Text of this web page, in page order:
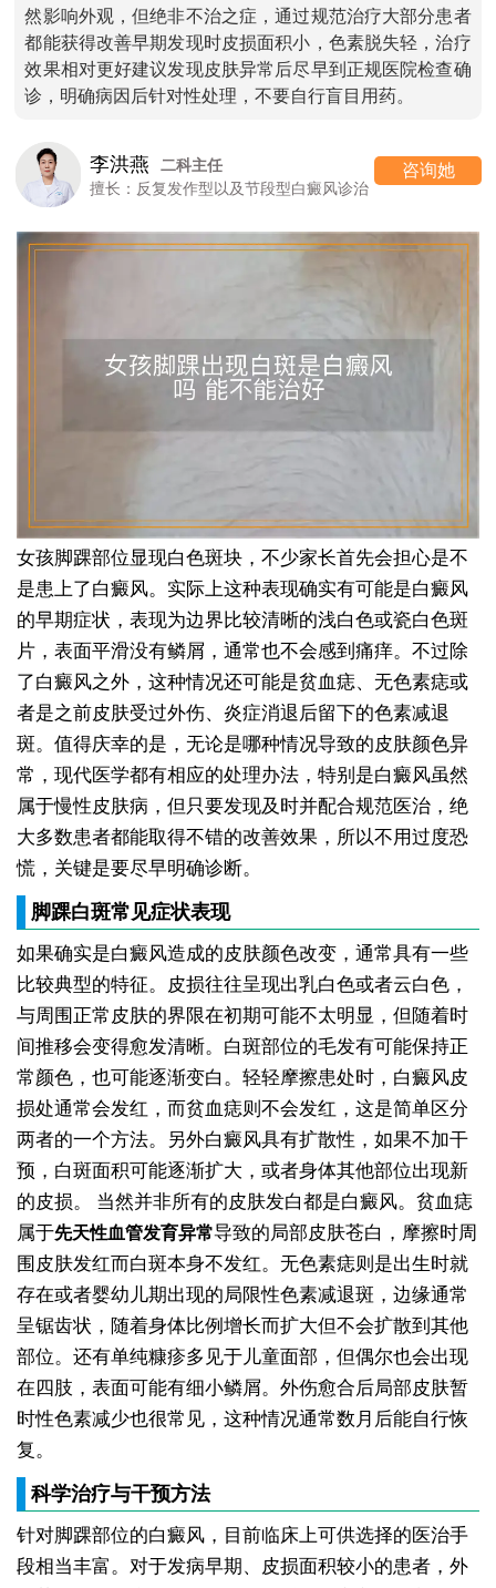
然影响外观，但绝非不治之症，通过规范治疗大部分患者
都能获得改善早期发现时皮损面积小，色素脱失轻，治疗
效果相对更好建议发现皮肤异常后尽早到正规医院检查确
诊，明确病因后针对性处理，不要自行盲目用药。
李洪燕
二科主任
擅长：反复发作型以及节段型白癜风诊治
咨询她
女孩脚踝部位显现白色斑块，不少家长首先会担心是不
是患上了白癜风。实际上这种表现确实有可能是白癜风
的早期症状，表现为边界比较清晰的浅白色或瓷白色斑
片，表面平滑没有鳞屑，通常也不会感到痛痒。不过除
了白癜风之外，这种情况还可能是贫血痣、无色素痣或
者是之前皮肤受过外伤、炎症消退后留下的色素减退
斑。值得庆幸的是，无论是哪种情况导致的皮肤颜色异
常，现代医学都有相应的处理办法，特别是白癜风虽然
属于慢性皮肤病，但只要发现及时并配合规范医治，绝
大多数患者都能取得不错的改善效果，所以不用过度恐
慌，关键是要尽早明确诊断。
脚踝白斑常见症状表现
如果确实是白癜风造成的皮肤颜色改变，通常具有一些
比较典型的特征。皮损往往呈现出乳白色或者云白色，
与周围正常皮肤的界限在初期可能不太明显，但随着时
间推移会变得愈发清晰。白斑部位的毛发有可能保持正
常颜色，也可能逐渐变白。轻轻摩擦患处时，白癜风皮
损处通常会发红，而贫血痣则不会发红，这是简单区分
两者的一个方法。另外白癜风具有扩散性，如果不加干
预，白斑面积可能逐渐扩大，或者身体其他部位出现新
的皮损。
当然并非所有的皮肤发白都是白癜风。贫血痣
属于先天性血管发育异常导致的局部皮肤苍白，摩擦时周
围皮肤发红而白斑本身不发红。无色素痣则是出生时就
存在或者婴幼儿期出现的局限性色素减退斑，边缘通常
呈锯齿状，随着身体比例增长而扩大但不会扩散到其他
部位。还有单纯糠疹多见于儿童面部，但偶尔也会出现
在四肢，表面可能有细小鳞屑。外伤愈合后局部皮肤暂
时性色素减少也很常见，这种情况通常数月后能自行恢
复。
科学治疗与干预方法
针对脚踝部位的白癜风，目前临床上可供选择的医治手
段相当丰富。对于发病早期、皮损面积较小的患者，外